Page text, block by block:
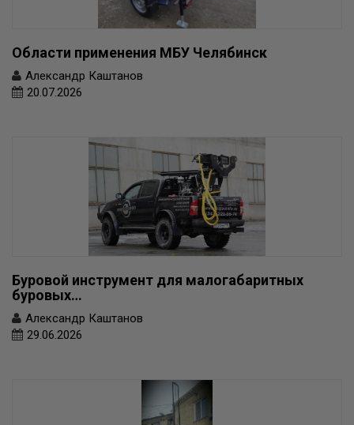
Области применения МБУ Челябинск
Александр Каштанов
20.07.2026
Буровой инструмент для малогабаритных
буровых…
Александр Каштанов
29.06.2026